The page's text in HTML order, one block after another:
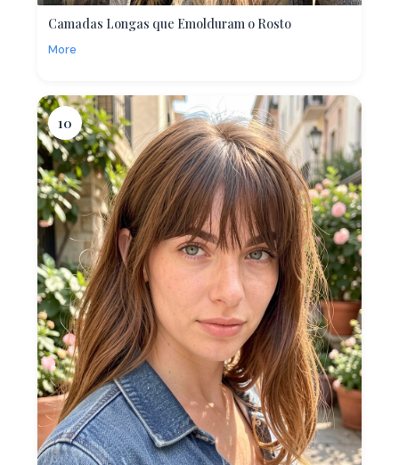
Camadas Longas que Emolduram o Rosto
More
10